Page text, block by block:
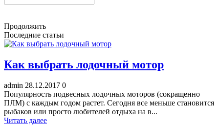
Продолжить
Последние статьи
Как выбрать лодочный мотор
admin 28.12.2017 0
Популярность подвесных лодочных моторов (сокращенно
ПЛМ) с каждым годом растет. Сегодня все меньше становится
рыбаков или просто любителей отдыха на в...
Читать далее